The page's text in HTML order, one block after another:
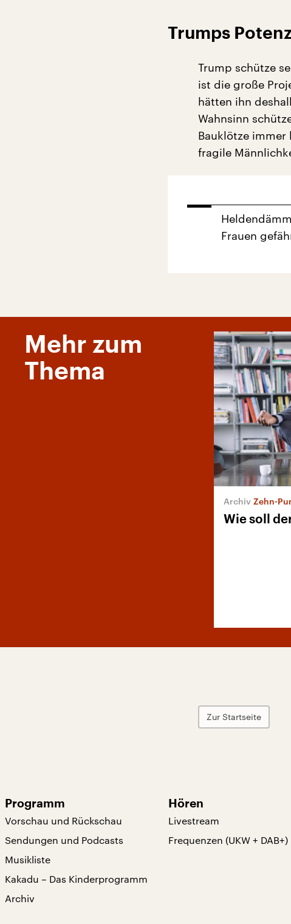
Trumps
Trump schütze
ist die große
hätten ihn
Wahnsinn
Bauklötze immer
fragile
Frauen
Mehr zum
Thema
Zehn-
Wie soll
Zur Startseite
Programm
Vorschau und Rückschau
Sendungen und Podcasts
Musikliste
Kakadu – Das Kinderprogramm
Archiv
Hören
Livestream
Frequenzen (UKW + DAB+)